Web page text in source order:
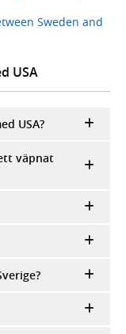
Sweden and
USA
USA?
väpnat